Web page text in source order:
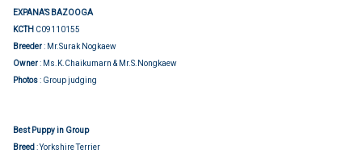
EXPANA’S BAZOOGA
KCTH C09110155
Breeder: Mr.Surak Nogkaew
Owner: Ms.K.Chaikumarn & Mr.S.Nongkaew
Photos: Group judging
Best Puppy in Group
Breed : Yorkshire Terrier